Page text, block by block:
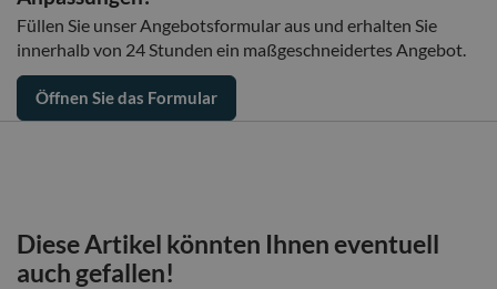
Füllen Sie unser Angebotsformular aus und erhalten Sie
innerhalb von 24 Stunden ein maßgeschneidertes Angebot.
Öffnen Sie das Formular
Diese Artikel könnten Ihnen eventuell
auch gefallen!